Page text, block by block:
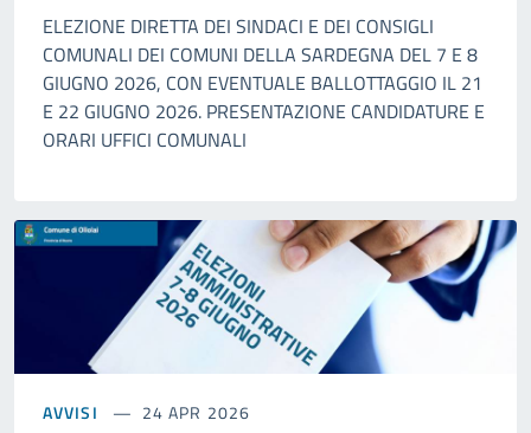
ELEZIONE DIRETTA DEI SINDACI E DEI CONSIGLI
COMUNALI DEI COMUNI DELLA SARDEGNA DEL 7 E 8
GIUGNO 2026, CON EVENTUALE BALLOTTAGGIO IL 21
E 22 GIUGNO 2026. PRESENTAZIONE CANDIDATURE E
ORARI UFFICI COMUNALI
AVVISI 24 APR 2026